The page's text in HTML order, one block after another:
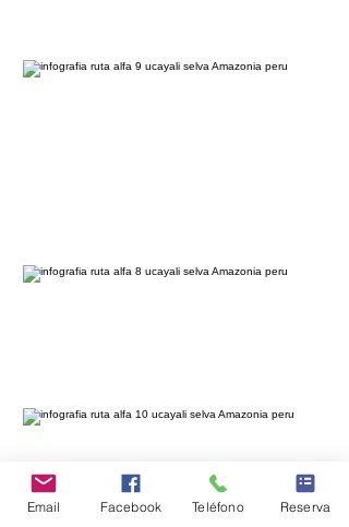
Email Facebook Teléfono Reserva